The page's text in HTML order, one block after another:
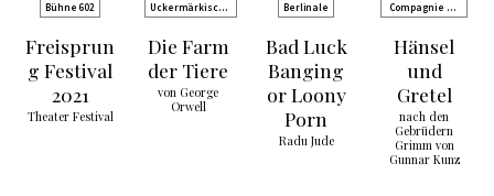
Bühne 602
Freisprun
g Festival
2021
Theater Festival
Uckermärkische
Die Farm
der Tiere
von George
Orwell
Berlinale
Bad Luck
Banging
or Loony
Porn
Radu Jude
Compagnie de
Hänsel
und
Gretel
nach den
Gebrüdern
Grimm von
Gunnar Kunz